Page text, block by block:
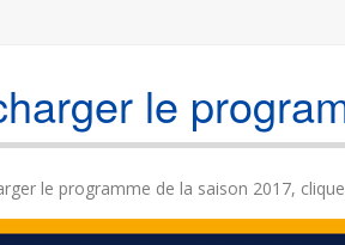
le
le programme de la saison 2017,